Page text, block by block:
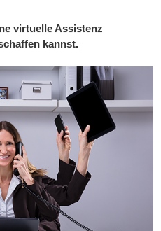
virtuelle Assistenz
kannst.